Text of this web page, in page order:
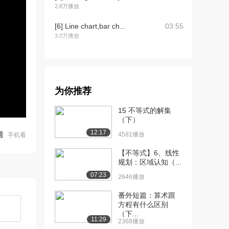
手机看
2.8万播放
[6] Line chart,bar ch...
3.0万播放
03:55
[8] Make a histogram ...
2.1万播放
[9] Boxplots: histogr... 11:48
1.7万播放
[11] Histograms on exc...
[12] Guided practice ：... 24:42
为你推荐
12:17
15 不等式的解集
（下）
4581播放
07:23
【不等式】6、线性
规划：区域认知（...
2646播放
11:29
番外短篇：算术跟
方程有什么区别
（下...
2368播放